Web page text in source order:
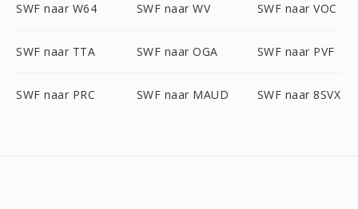
SWF naar W64 SWF naar WV SWF naar VOC
SWF naar TTA SWF naar OGA SWF naar PVF
SWF naar PRC SWF naar MAUD SWF naar 8SVX